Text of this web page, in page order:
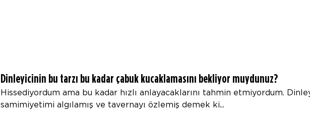
Dinleyicinin bu tarzı bu kadar çabuk kucaklamasını bekliyor muydunuz?
Hissediyordum ama bu kadar hızlı anlayacaklarını tahmin etmiyordum.
samimiyetimi algılamış ve tavernayı özlemiş demek ki...